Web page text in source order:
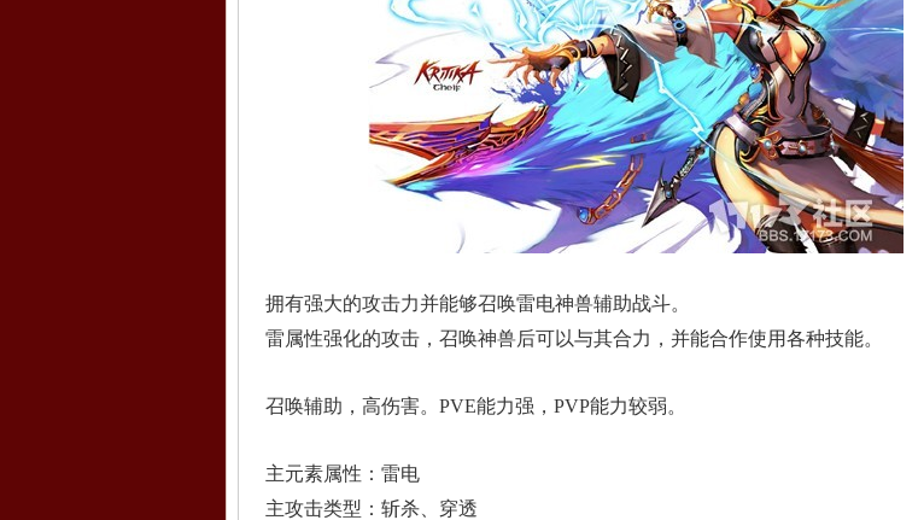
拥有强大的攻击力并能够召唤雷电神兽辅助战斗。
雷属性强化的攻击，召唤神兽后可以与其合力，并能合作使用各种技能。
召唤辅助，高伤害。PVE能力强，PVP能力较弱。
主元素属性：雷电
主攻击类型：斩杀、穿透